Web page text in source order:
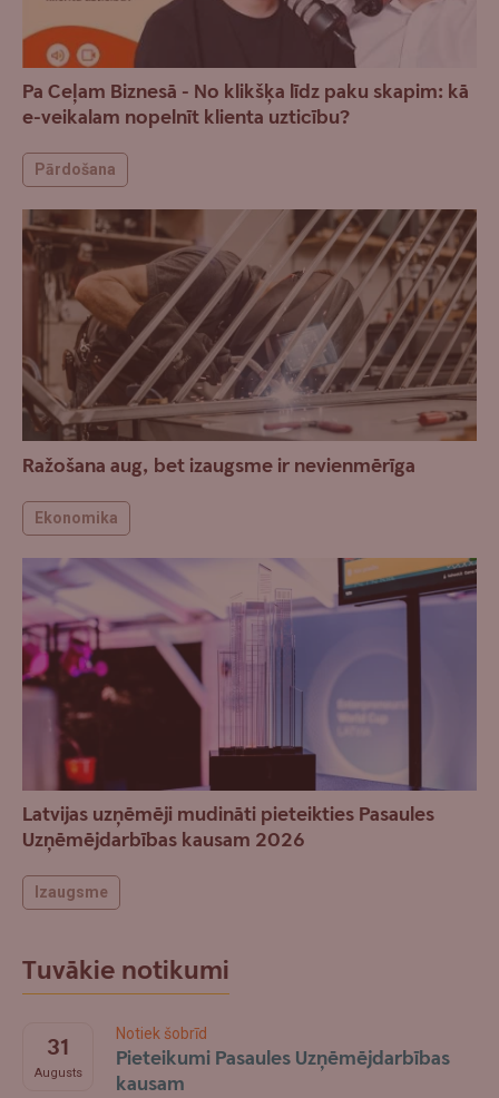
Pa Ceļam Biznesā - No klikšķa līdz paku skapim: kā
e-veikalam nopelnīt klienta uzticību?
Pārdošana
Ražošana aug, bet izaugsme ir nevienmērīga
Ekonomika
Latvijas uzņēmēji mudināti pieteikties Pasaules
Uzņēmējdarbības kausam 2026
Izaugsme
Tuvākie notikumi
31
Augusts
Notiek šobrīd
Pieteikumi Pasaules Uzņēmējdarbības
kausam